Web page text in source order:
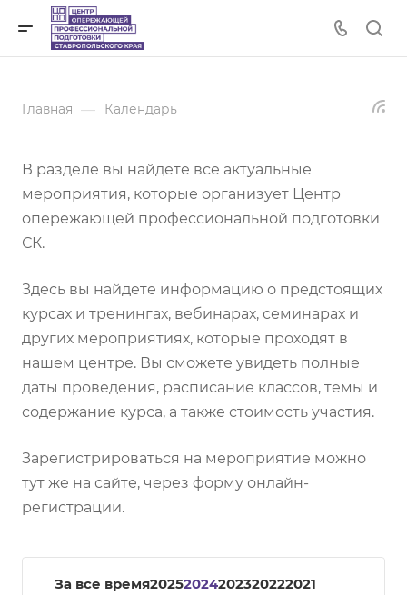
Главная — Календарь
В разделе вы найдете все актуальные
мероприятия, которые организует Центр
опережающей профессиональной подготовки
СК.
Здесь вы найдете информацию о предстоящих
курсах и тренингах, вебинарах, семинарах и
других мероприятиях, которые проходят в
нашем центре. Вы сможете увидеть полные
даты проведения, расписание классов, темы и
содержание курса, а также стоимость участия.
Зарегистрироваться на мероприятие можно
тут же на сайте, через форму онлайн-
регистрации.
За все время20252024202320222021